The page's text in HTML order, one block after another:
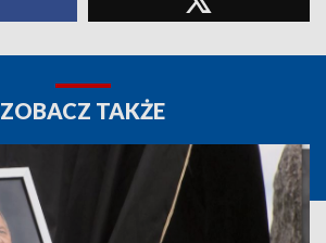
ZOBACZ TAKŻE